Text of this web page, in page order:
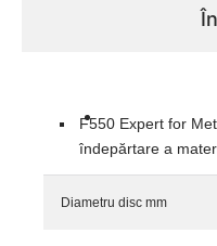
F550 Expert for
îndepărtare a
Diametru disc mm